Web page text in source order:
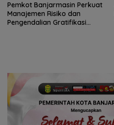
Pemkot Banjarmasin Perkuat
Manajemen Risiko dan
Pengendalian Gratifikasi